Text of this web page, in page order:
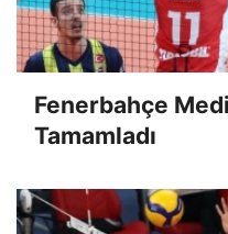
Fenerbahçe
Tamamladı